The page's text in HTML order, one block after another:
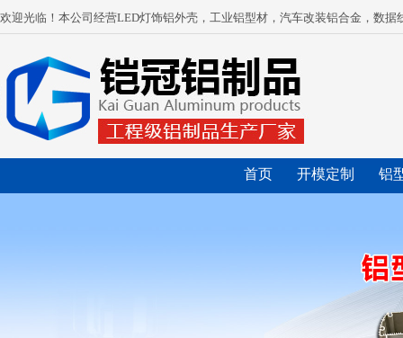
欢迎光临！本公司经营LED灯饰铝外壳，工业铝型材，汽车改装铝合金，数
首页 开模定制 铝